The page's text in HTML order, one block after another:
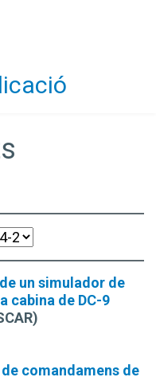
un simulador de
cabina de DC-9
comandamens de